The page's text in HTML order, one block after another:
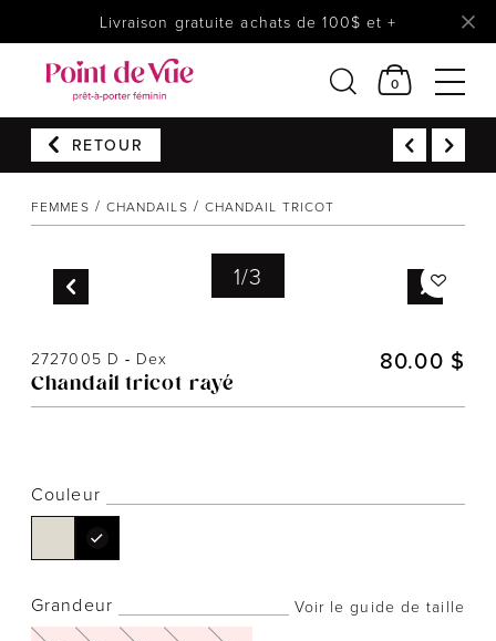
Livraison gratuite achats de 100$ et +
0
Lingerie
Accessoires
Chaussures
Prêt à reporter
RETOUR
FEMMES CHANDAILS CHANDAIL TRICOT
1/3
2727005 D - Dex
Chandail tricot rayé
80.00 $
Couleur
Grandeur Voir le guide de taille